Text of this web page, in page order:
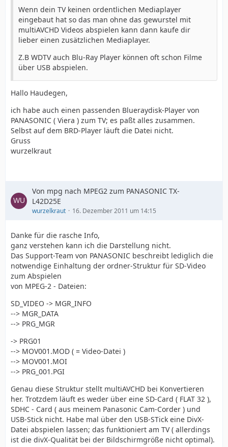
Wenn dein TV keinen ordentlichen Mediaplayer
eingebaut hat so das man ohne das gewurstel mit
multiAVCHD Videos abspielen kann dann kaufe dir
lieber einen zusätzlichen Mediaplayer.
Z.B WDTV auch Blu-Ray Player können oft schon Filme
über USB abspielen.
Hallo Haudegen,
ich habe auch einen passenden Blueraydisk-Player von
PANASONIC ( Viera ) zum TV; es paßt alles zusammen.
Selbst auf dem BRD-Player läuft die Datei nicht.
Gruss
wurzelkraut
Von mpg nach MPEG2 zum PANASONIC TX-
L42D25E
wurzelkraut 16. Dezember 2011 um 14:15
Danke für die rasche Info,
ganz verstehen kann ich die Darstellung nicht.
Das Support-Team von PANASONIC beschreibt lediglich die
notwendige Einhaltung der ordner-Struktur für SD-Video
zum Abspielen
von MPEG-2 - Dateien:
SD_VIDEO -> MGR_INFO
--> MGR_DATA
--> PRG_MGR
-> PRG01
--> MOV001.MOD ( = Video-Datei )
--> MOV001.MOI
--> PRG_001.PGI
Genau diese Struktur stellt multiAVCHD bei Konvertieren
her. Trotzdem läuft es weder über eine SD-Card ( FLAT 32 ),
SDHC - Card ( aus meinem Panasonic Cam-Corder ) und
USB-Stick nicht. Habe mal über den USB-STick eine DivX-
Datei abspielen lassen; das funktioniert am TV ( allerdings
ist die divX-Qualität bei der Bildschirmgröße nicht optimal).